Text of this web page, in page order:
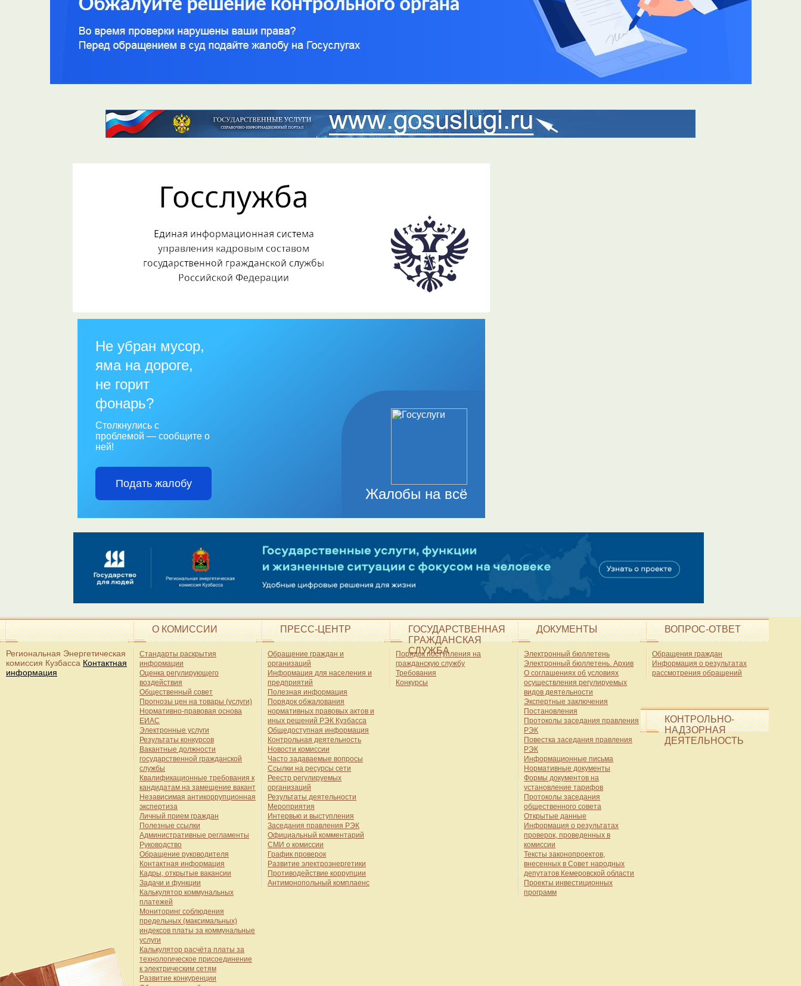
Региональная Энергетическая
комиссия Кузбасса Контактная
информация
О КОМИССИИ
Стандарты раскрытия
информации
Оценка регулирующего
воздействия
Общественный совет
Прогнозы цен на товары (услуги)
Нормативно-правовая основа
ЕИАС
Электронные услуги
Результаты конкурсов
Вакантные должности
государственной гражданской
службы
Квалификационные требования к
кандидатам на замещение вакант
Независимая антикоррупционная
экспертиза
Личный прием граждан
Полезные ссылки
Административные регламенты
Руководство
Обращение руководителя
Контактная информация
Кадры, открытые вакансии
Задачи и функции
Калькулятор коммунальных
платежей
Мониторинг соблюдения
предельных (максимальных)
индексов платы за коммунальные
услуги
Калькулятор расчёта платы за
технологическое присоединение
к электрическим сетям
Развитие конкуренции
ПРЕСС-ЦЕНТР
Обращение граждан и
организаций
Информация для населения и
предприятий
Полезная информация
Порядок обжалования
нормативных правовых актов и
иных решений РЭК Кузбасса
Общедоступная информация
Контрольная деятельность
Новости комиссии
Часто задаваемые вопросы
Ссылки на ресурсы сети
Реестр регулируемых
организаций
Результаты деятельности
Мероприятия
Интервью и выступления
Заседания правления РЭК
Официальный комментарий
СМИ о комиссии
График проверок
Развитие электроэнергетики
Противодействие коррупции
Антимонопольный комплаенс
ГОСУДАРСТВЕННАЯ
ГРАЖДАНСКАЯ
СЛУЖБА
Порядок поступления на
гражданскую службу
Требования
Конкурсы
ДОКУМЕНТЫ
Электронный бюллетень
Электронный бюллетень. Архив
О соглашениях об условиях
осуществления регулируемых
видов деятельности
Экспертные заключения
Постановления
Протоколы заседания правления
РЭК
Повестка заседания правления
РЭК
Информационные письма
Нормативные документы
Формы документов на
установление тарифов
Протоколы заседания
общественного совета
Открытые данные
Информация о результатах
проверок, проведенных в
комиссии
Тексты законопроектов,
внесенных в Совет народных
депутатов Кемеровской области
Проекты инвестиционных
программ
ВОПРОС-ОТВЕТ
Обращения граждан
Информация о результатах
рассмотрения обращений
КОНТРОЛЬНО-
НАДЗОРНАЯ
ДЕЯТЕЛЬНОСТЬ